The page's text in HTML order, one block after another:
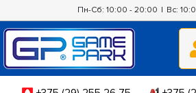
Пн-Сб: 10:00 - 20:00 | Вс: